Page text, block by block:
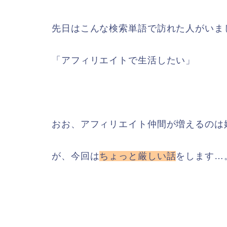
先日はこんな検索単語で訪れた人がいま
「アフィリエイトで生活したい」
おお、アフィリエイト仲間が増えるのは
が、今回はちょっと厳しい話をします…